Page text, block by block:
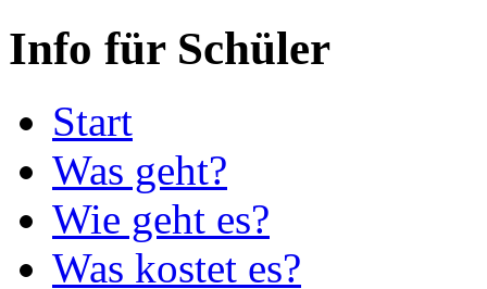
Info für Schüler
Start
Was geht?
Wie geht es?
Was kostet es?